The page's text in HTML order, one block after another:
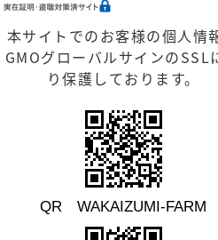
本サイトでのお客様の個人情
GMOグローバルサインのSSL
り保護しております。
QR WAKAIZUMI-FARM